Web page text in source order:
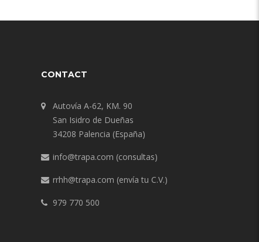
CONTACT
Autovía A-62, KM. 90
San Isidro de Dueñas
34208 Palencia (España)
info@trapa.com (consultas)
rrhh@trapa.com (envía tu C.V.)
979 770 500